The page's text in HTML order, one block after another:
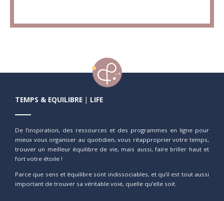
TEMPS & EQUILIBRE | LIFE
De l’inspiration, des ressources et des programmes en ligne pour
mieux vous organiser au quotidien, vous réapproprier votre temps,
trouver un meilleur équilibre de vie, mais aussi, faire briller haut et
fort votre étoile !
Parce que sens et équilibre sont indissociables, et qu’il est tout aussi
important de trouver sa véritable voie, quelle qu’elle soit.